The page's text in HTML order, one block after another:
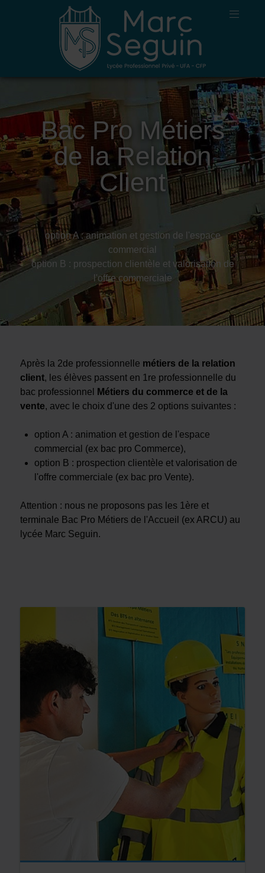
Bac Pro Métiers
de la Relation
Client
option A : animation et gestion de l'espace
commercial
option B : prospection clientèle et valorisation de
l'offre commerciale
Après la 2de professionnelle métiers de la relation
client, les élèves passent en 1re professionnelle du
bac professionnel
Métiers du commerce et de la
vente, avec le choix d'une des 2 options suivantes :
option A : animation et gestion de l'espace
commercial (ex bac pro Commerce),
option B : prospection clientèle et valorisation de
l'offre commerciale (ex bac pro Vente).
Attention : nous ne proposons pas les 1ère et
terminale Bac Pro Métiers de l'Accueil (ex ARCU) au
lycée Marc Seguin.